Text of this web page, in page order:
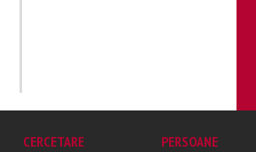
CERCETARE
PERSOANE